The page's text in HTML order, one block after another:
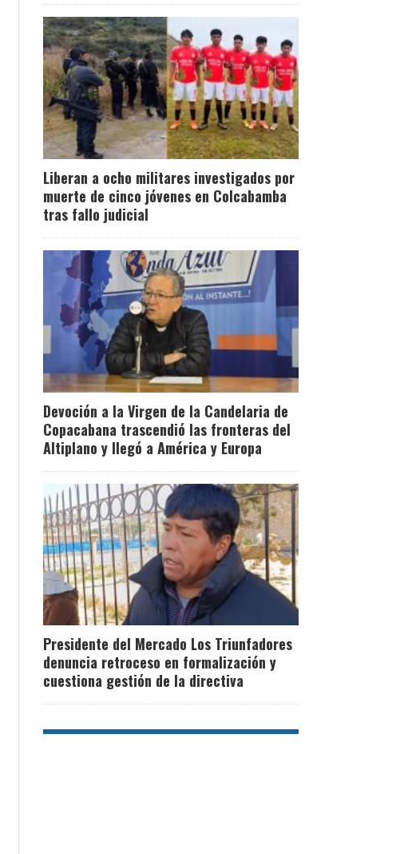
Liberan a ocho militares investigados por
muerte de cinco jóvenes en Colcabamba
tras fallo judicial
Devoción a la Virgen de la Candelaria de
Copacabana trascendió las fronteras del
Altiplano y llegó a América y Europa
Presidente del Mercado Los Triunfadores
denuncia retroceso en formalización y
cuestiona gestión de la directiva